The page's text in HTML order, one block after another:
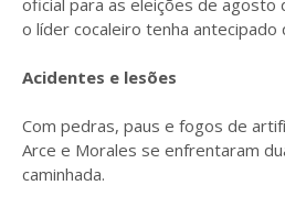
oficial para as eleições de agosto
o líder cocaleiro tenha
Acidentes e lesões
Com pedras, paus e fogos de
Arce e Morales se enfrentaram
caminhada.